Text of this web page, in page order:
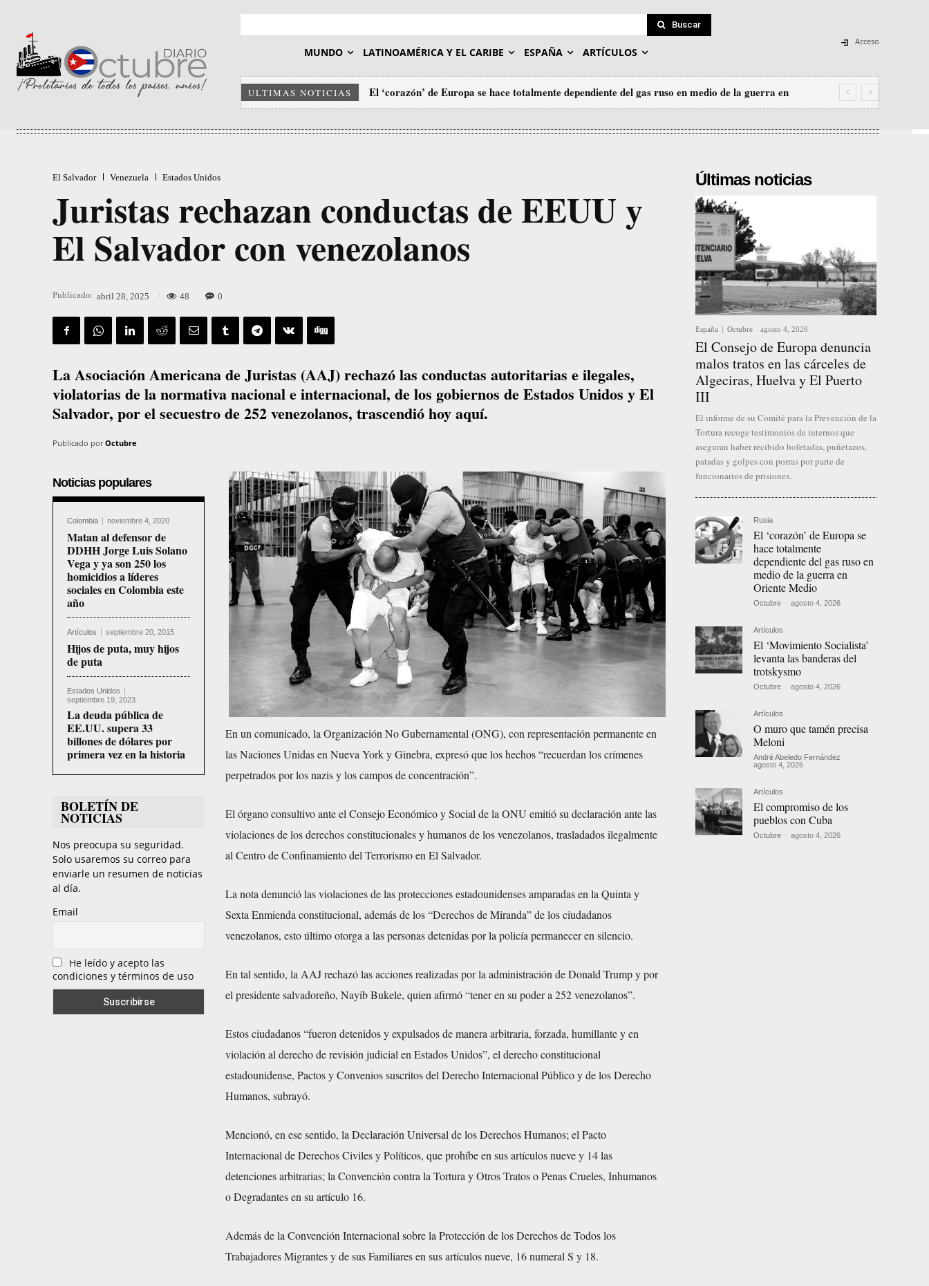
Buscar
MUNDO LATINOAMÉRICA Y EL CARIBE ESPAÑA ARTÍCULOS
Acceso
ULTIMAS NOTICIAS
El ‘corazón’ de Europa se hace totalmente dependiente del gas ruso en medio de la guerra en
Oriente Medio
El Salvador Venezuela Estados Unidos
Juristas rechazan conductas de EEUU y
El Salvador con venezolanos
Publicado: abril 28, 2025 48 0
La Asociación Americana de Juristas (AAJ) rechazó las conductas autoritarias e ilegales,
violatorias de la normativa nacional e internacional, de los gobiernos de Estados Unidos y El
Salvador, por el secuestro de 252 venezolanos, trascendió hoy aquí.
Publicado por Octubre
Noticias populares
Colombia noviembre 4, 2020
Matan al defensor de
DDHH Jorge Luis Solano
Vega y ya son 250 los
homicidios a líderes
sociales en Colombia este
año
Artículos septiembre 20, 2015
Hijos de puta, muy hijos
de puta
Estados Unidos
septiembre 19, 2023
La deuda pública de
EE.UU. supera 33
billones de dólares por
primera vez en la historia
BOLETÍN DE
NOTICIAS
Nos preocupa su seguridad.
Solo usaremos su correo para
enviarle un resumen de noticias
al día.
Email
He leído y acepto las
condiciones y términos de uso
En un comunicado, la Organización No Gubernamental (ONG), con representación permanente en
las Naciones Unidas en Nueva York y Ginebra, expresó que los hechos “recuerdan los crímenes
perpetrados por los nazis y los campos de concentración”.
El órgano consultivo ante el Consejo Económico y Social de la ONU emitió su declaración ante las
violaciones de los derechos constitucionales y humanos de los venezolanos, trasladados ilegalmente
al Centro de Confinamiento del Terrorismo en El Salvador.
La nota denunció las violaciones de las protecciones estadounidenses amparadas en la Quinta y
Sexta Enmienda constitucional, además de los “Derechos de Miranda” de los ciudadanos
venezolanos, esto último otorga a las personas detenidas por la policía permanecer en silencio.
En tal sentido, la AAJ rechazó las acciones realizadas por la administración de Donald Trump y por
el presidente salvadoreño, Nayib Bukele, quien afirmó “tener en su poder a 252 venezolanos”.
Estos ciudadanos “fueron detenidos y expulsados de manera arbitraria, forzada, humillante y en
violación al derecho de revisión judicial en Estados Unidos”, el derecho constitucional
estadounidense, Pactos y Convenios suscritos del Derecho Internacional Público y de los Derecho
Humanos, subrayó.
Mencionó, en ese sentido, la Declaración Universal de los Derechos Humanos; el Pacto
Internacional de Derechos Civiles y Políticos, que prohíbe en sus artículos nueve y 14 las
detenciones arbitrarias; la Convención contra la Tortura y Otros Tratos o Penas Crueles, Inhumanos
o Degradantes en su artículo 16.
Además de la Convención Internacional sobre la Protección de los Derechos de Todos los
Trabajadores Migrantes y de sus Familiares en sus artículos nueve, 16 numeral S y 18.
Últimas noticias
España Octubre - agosto 4, 2026
El Consejo de Europa denuncia
malos tratos en las cárceles de
Algeciras, Huelva y El Puerto
III
El informe de su Comité para la Prevención de la
Tortura recoge testimonios de internos que
aseguran haber recibido bofetadas, puñetazos,
patadas y golpes con porras por parte de
funcionarios de prisiones.
Rusia
El ‘corazón’ de Europa se
hace totalmente
dependiente del gas ruso en
medio de la guerra en
Oriente Medio
Octubre - agosto 4, 2026
Artículos
El ‘Movimiento Socialista’
levanta las banderas del
trotskysmo
Octubre - agosto 4, 2026
Artículos
O muro que tamén precisa
Meloni
André Abeledo Fernández -
agosto 4, 2026
Artículos
El compromiso de los
pueblos con Cuba
Octubre - agosto 4, 2026